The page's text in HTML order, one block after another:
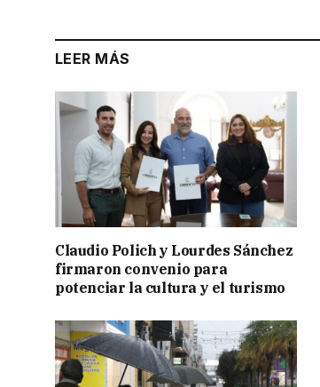
LEER MÁS
Claudio Polich y Lourdes Sánchez
firmaron convenio para
potenciar la cultura y el turismo